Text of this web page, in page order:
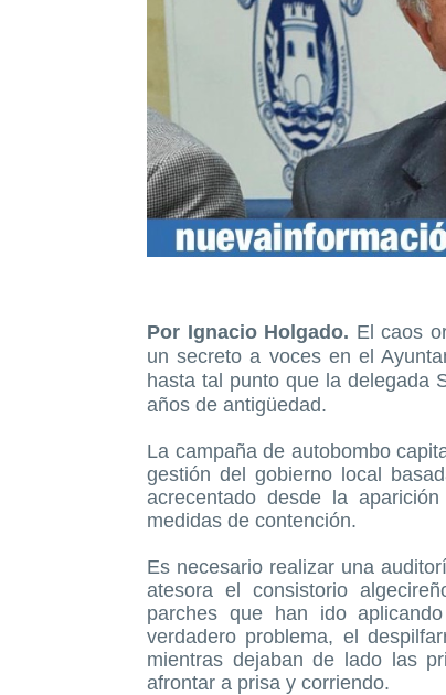
Por Ignacio Holgado. El caos
un secreto a voces en el
hasta tal punto que la delegada
años de antigüedad.
La campaña de autobombo
gestión del gobierno local
acrecentado desde la
medidas de contención.
Es necesario realizar una
atesora el consistorio
parches que han ido
verdadero problema, el
mientras dejaban de lado las
afrontar a prisa y corriendo.